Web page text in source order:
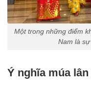
Một trong những điểm
Nam là
Ý nghĩa múa